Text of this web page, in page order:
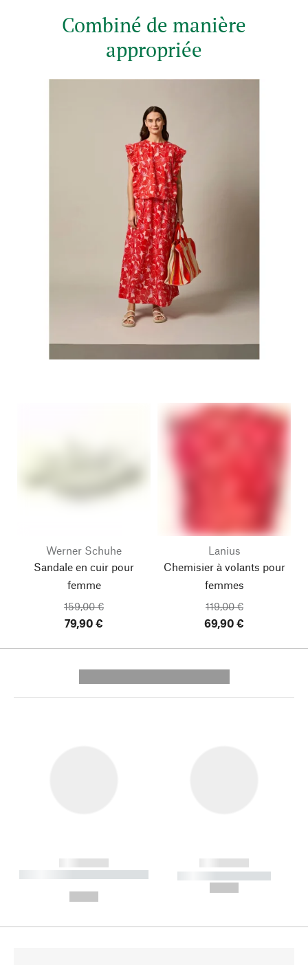
Combiné de manière
appropriée
Werner Schuhe
Sandale en cuir pour
femme
159,00 €
79,90 €
Lanius
Chemisier à volants pour
femmes
119,00 €
69,90 €
------------
----------- ----------- --------
------------
----------- -----------